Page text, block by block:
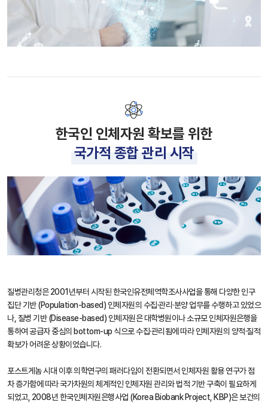
한국인 인체자원 확보를 위한
국가적 종합 관리 시작
질병관리청은 2001년부터 시작된 한국인유전체역학조사사업을 통해 다양한 인구
집단 기반 (Population-based) 인체자원의 수집·관리·분양 업무를 수행하고 있었으
나, 질병 기반 (Disease-based) 인체자원은 대학병원이나 소규모 인체자원은행을
통하여 공급자 중심의 bottom-up 식으로 수집·관리됨에 따라 인체자원의 양적·질적
확보가 어려운 상황이었습니다.
포스트게놈 시대 이후 의학연구의 패러다임이 전환되면서 인체자원 활용 연구가 점
차 증가함에 따라 국가차원의 체계적인 인체자원 관리와 법적 기반 구축이 필요하게
되었고, 2008년 한국인체자원은행사업 (Korea Biobank Project, KBP)은 보건의